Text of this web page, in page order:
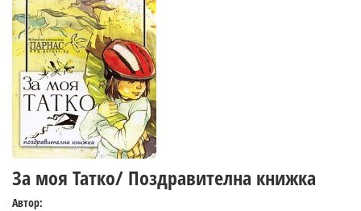
За моя Татко/ Поздравителна книжка
Автор: